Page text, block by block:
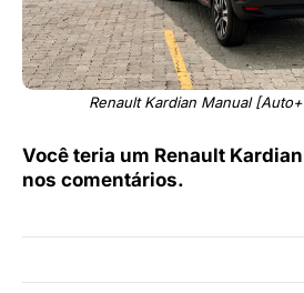
Renault Kardian Manual
Você teria um Renault
nos comentários.